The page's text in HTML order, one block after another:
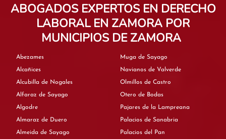
ABOGADOS EXPERTOS EN DERECHO
LABORAL EN ZAMORA POR
MUNICIPIOS DE ZAMORA
Abezames
Alcañices
Alcubilla de Nogales
Alfaraz de Sayago
Algodre
Almaraz de Duero
Almeida de Sayago
Muga de Sayago
Navianos de Valverde
Olmillos de Castro
Otero de Bodas
Pajares de la Lampreana
Palacios de Sanabria
Palacios del Pan